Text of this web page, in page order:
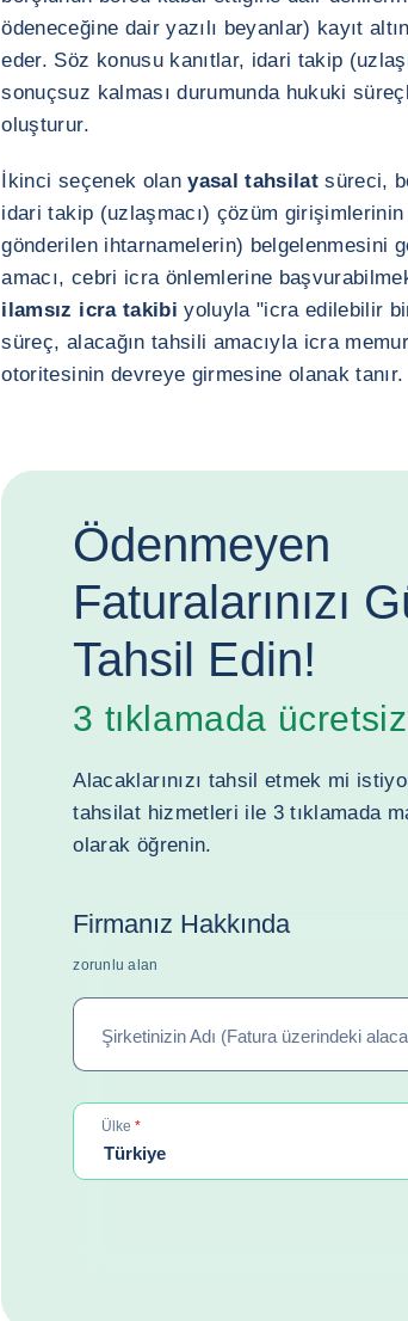
ödeneceğine dair yazılı beyanlar) kayıt
eder. Söz konusu kanıtlar, idari takip
sonuçsuz kalması durumunda hukuki
oluşturur.
İkinci seçenek olanyasal tahsilat süreci,
idari takip (uzlaşmacı) çözüm
gönderilen ihtarnamelerin) belgelenmesini
amacı, cebri icra önlemlerine
ilamsız icra takibi yoluyla "icra edilebilir
süreç, alacağın tahsili amacıyla icra
otoritesinin devreye girmesine olanak tanır.
Ödenmeyen
Faturalarınızı
Tahsil Edin!
3 tıklamada
Alacaklarınızı tahsil etmek mi
tahsilat hizmetleri ile 3 tıklamada
olarak öğrenin.
Firmanız Hakkında
zorunlu alan
Şirketinizin Adı (Fatura üzerindeki
Ülke*required
Türkiye